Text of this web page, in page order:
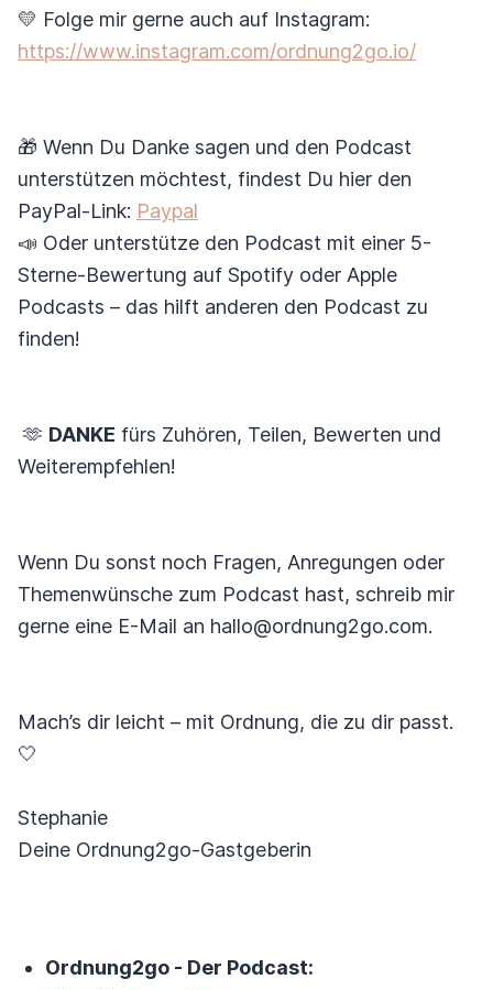
💛 Folge mir gerne auch auf Instagram:
https://www.instagram.com/ordnung2go.io/
🎁 Wenn Du Danke sagen und den Podcast
unterstützen möchtest, findest Du hier den
PayPal-Link: Paypal
📣 Oder unterstütze den Podcast mit einer 5-
Sterne-Bewertung auf Spotify oder Apple
Podcasts – das hilft anderen den Podcast zu
finden!
🫶 DANKE fürs Zuhören, Teilen, Bewerten und
Weiterempfehlen!
Wenn Du sonst noch Fragen, Anregungen oder
Themenwünsche zum Podcast hast, schreib mir
gerne eine E-Mail an hallo@ordnung2go.com.
Mach’s dir leicht – mit Ordnung, die zu dir passt.
🤍
Stephanie
Deine Ordnung2go-Gastgeberin
Ordnung2go - Der Podcast: